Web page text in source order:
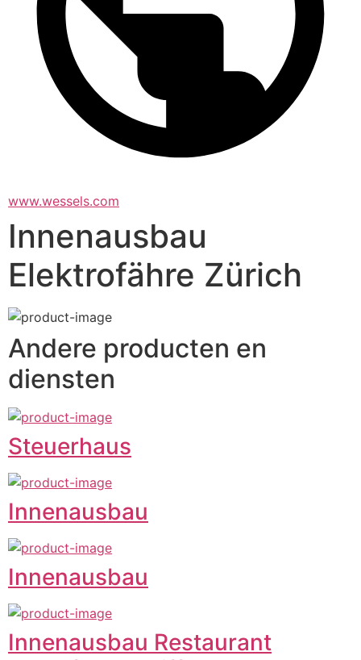
www.wessels.com
Innenausbau
Elektrofähre Zürich
Andere producten en
diensten
Steuerhaus
Innenausbau
Innenausbau
Innenausbau Restaurant